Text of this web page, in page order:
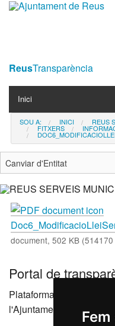
ReusTransparència
Navigation
Inici
Contacta
Notícies
SOU A: INICI REUS
FITXERS
document, 502 KB
Portal de
Plataforma que agrupa
l'Ajuntament de Reus i